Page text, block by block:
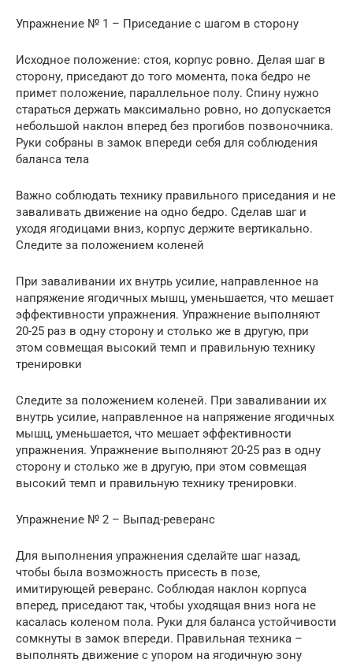
Упражнение № 1 – Приседание с шагом в сторону
Исходное положение: стоя, корпус ровно. Делая шаг в
сторону, приседают до того момента, пока бедро не
примет положение, параллельное полу. Спину нужно
стараться держать максимально ровно, но допускается
небольшой наклон вперед без прогибов позвоночника.
Руки собраны в замок впереди себя для соблюдения
баланса тела
Важно соблюдать технику правильного приседания и не
заваливать движение на одно бедро. Сделав шаг и
уходя ягодицами вниз, корпус держите вертикально.
Следите за положением коленей
При заваливании их внутрь усилие, направленное на
напряжение ягодичных мышц, уменьшается, что мешает
эффективности упражнения. Упражнение выполняют
20-25 раз в одну сторону и столько же в другую, при
этом совмещая высокий темп и правильную технику
тренировки
Следите за положением коленей. При заваливании их
внутрь усилие, направленное на напряжение ягодичных
мышц, уменьшается, что мешает эффективности
упражнения. Упражнение выполняют 20-25 раз в одну
сторону и столько же в другую, при этом совмещая
высокий темп и правильную технику тренировки.
Упражнение № 2 – Выпад-реверанс
Для выполнения упражнения сделайте шаг назад,
чтобы была возможность присесть в позе,
имитирующей реверанс. Соблюдая наклон корпуса
вперед, приседают так, чтобы уходящая вниз нога не
касалась коленом пола. Руки для баланса устойчивости
сомкнуты в замок впереди. Правильная техника –
выполнять движение с упором на ягодичную зону